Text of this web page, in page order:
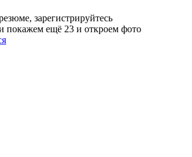
зарегистрируйтесь
покажем ещё 23 и откроем фото